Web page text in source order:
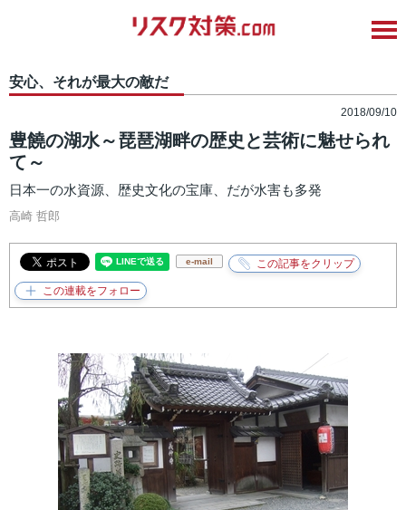
安心、それが最大の敵だ
2018/09/10
豊饒の湖水～琵琶湖畔の歴史と芸術に魅せられ
て～
日本一の水資源、歴史文化の宝庫、だが水害も多発
高崎 哲郎
e-mail